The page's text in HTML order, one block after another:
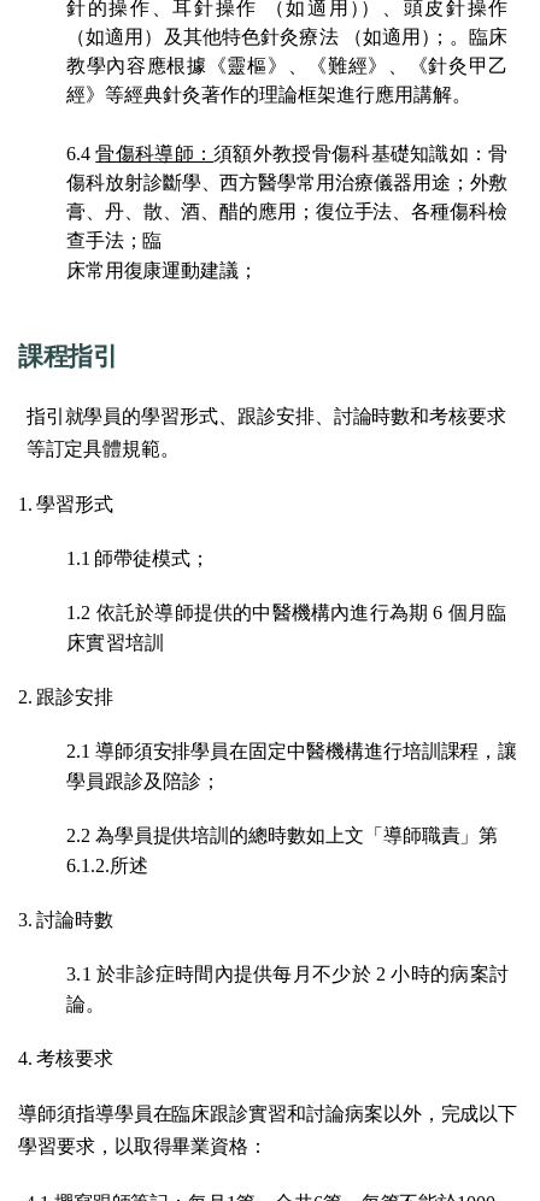
針的操作、耳針操作 （如適用 ） ）、 頭皮針操作
（如適用）及其他特色針灸療法 （如適用 ） ； 。臨床
教學內容應根據《靈樞》 《難經》
《針灸甲乙
經》等經典針灸著作的理論框架進行應用講解。
6.4骨傷科導師：須額外教授骨傷科基礎知識如 ：骨
傷科放射診斷學、西方醫學常用治療儀器用途；外敷
膏、丹、散、酒、醋的應用；復位手法、各種傷科檢
查手法；臨
床常用復康運動建議；
課程指引
指引就學員的學習形式、跟診安排、討論時數和考核要求
等訂定具體規範。
1. 學習形式
1.1 師帶徒模式；
1.2 依託於導師提供的中醫機構內進行為期6 個月臨
床實習培訓
2. 跟診安排
2.1 導師須安排學員在固定中醫機構進行培訓課程，讓
學員跟診及陪診；
2.2 為學員提供培訓的總時數如上文「導師職責」第
6.1.2.所述
3. 討論時數
3.1 於非診症時間內提供每月不少於 2 小時的病案討
論。
4. 考核要求
導師須指導學員在臨床跟診實習和討論病案以外，完成以下
學習要求，以取得畢業資格：